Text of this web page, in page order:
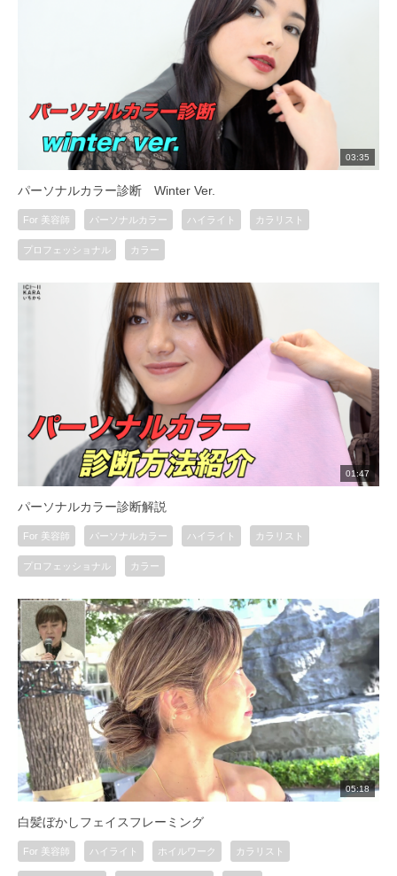
03:35
パーソナルカラー診断 Winter Ver.
For 美容師 パーソナルカラー ハイライト カラリスト
プロフェッショナル カラー
01:47
パーソナルカラー診断解説
For 美容師 パーソナルカラー ハイライト カラリスト
プロフェッショナル カラー
05:18
白髪ぼかしフェイスフレーミング
For 美容師 ハイライト ホイルワーク カラリスト